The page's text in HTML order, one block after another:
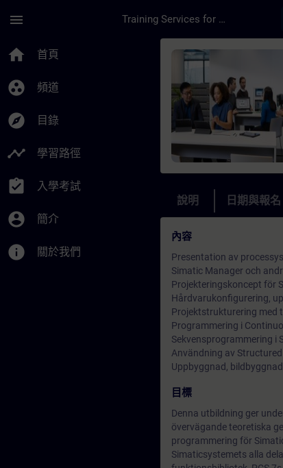
menu Training Services for Digital Industries
home 首頁
group_work 頻道
explore 目錄
timeline 學習路徑
assignment_turned_in 入學考試
account_circle 簡介
info 關於我們
課程 - Simatic
說明 日期與報名
內容
Presentation av
Simatic Manager och
Projekteringskoncept för
Hårdvarukonfigurering,
Projektstrukturering med
Programmering i
Sekvensprogrammering i
Användning av
Uppbyggnad,
目標
Denna utbildning ger
övervägande teoretiska
programmering för
Simaticsystemets alla